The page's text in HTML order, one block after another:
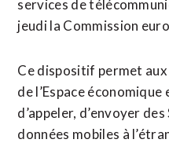
services de
jeudi la Commission
Ce dispositif permet aux
de l’Espace économique
d’appeler, d’envoyer
données mobiles à